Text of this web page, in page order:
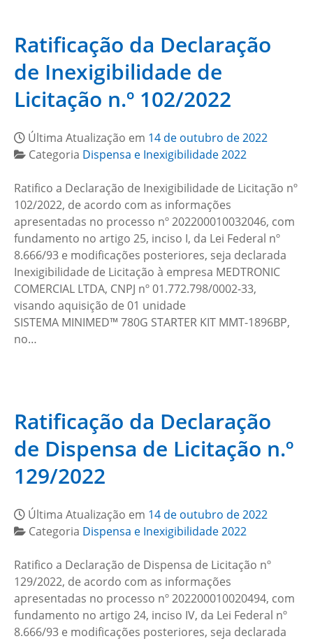
Ratificação da Declaração
de Inexigibilidade de
Licitação n.º 102/2022
Última Atualização em 14 de outubro de 2022
Categoria Dispensa e Inexigibilidade 2022
Ratifico a Declaração de Inexigibilidade de Licitação nº
102/2022, de acordo com as informações
apresentadas no processo nº 202200010032046, com
fundamento no artigo 25, inciso I, da Lei Federal nº
8.666/93 e modificações posteriores, seja declarada
Inexigibilidade de Licitação à empresa MEDTRONIC
COMERCIAL LTDA, CNPJ nº 01.772.798/0002-33,
visando aquisição de 01 unidade
SISTEMA MINIMED™ 780G STARTER KIT MMT-1896BP,
no…
Ratificação da Declaração
de Dispensa de Licitação n.º
129/2022
Última Atualização em 14 de outubro de 2022
Categoria Dispensa e Inexigibilidade 2022
Ratifico a Declaração de Dispensa de Licitação nº
129/2022, de acordo com as informações
apresentadas no processo nº 202200010020494, com
fundamento no artigo 24, inciso IV, da Lei Federal nº
8.666/93 e modificações posteriores, seja declarada